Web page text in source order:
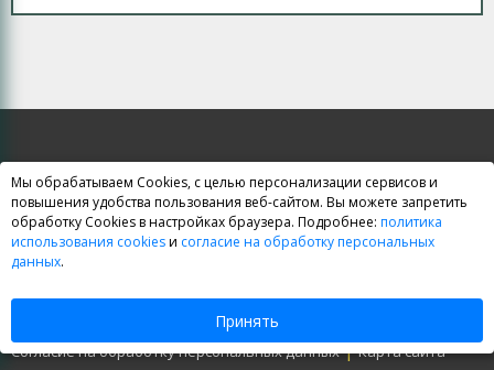
Мы обрабатываем Cookies, с целью персонализации сервисов и
повышения удобства пользования веб-сайтом. Вы можете запретить
обработку Cookies в настройках браузера. Подробнее: политика
использования cookiesи согласие на обработку персональных
данных.
Принять
Курсы ЕГЭ и ОГЭ
Политика обработки персональных данных
Согласие на обработку персональных данных|Карта сайта